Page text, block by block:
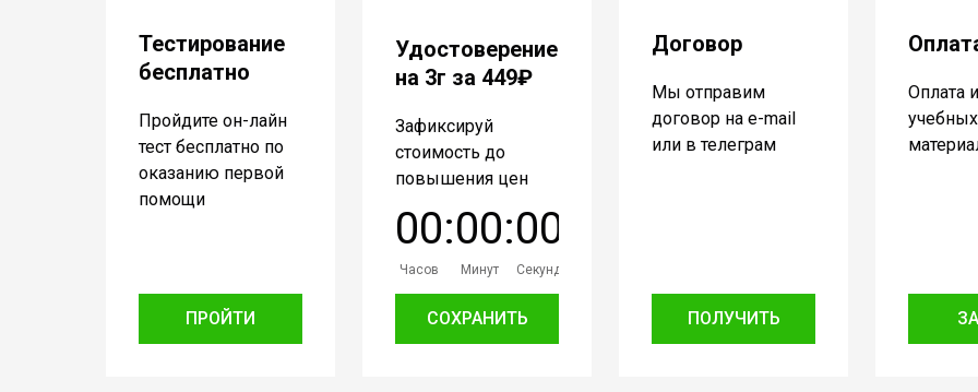
Тестирование
бесплатно
Пройдите он-лайн
тест бесплатно по
оказанию первой
помощи
ПРОЙТИ
Удостоверение
на 3г за 449₽
Зафиксируй
стоимость до
повышения цен
00
Часов
:00
Минут
:00
Секунд
СОХРАНИТЬ
Договор
Мы отправим
договор на e-mail
или в телеграм
ПОЛУЧИТЬ
Оплата
учебных